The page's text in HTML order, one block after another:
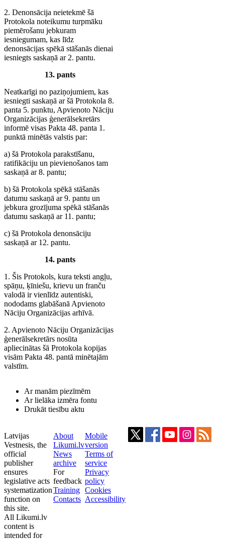
2. Denonsācija neietekmē šā
Protokola noteikumu turpmāku
piemērošanu jebkuram
iesniegumam, kas līdz
denonsācijas spēkā stāšanās dienai
iesniegts saskaņā ar 2. pantu.
13. pants
Neatkarīgi no paziņojumiem, kas
iesniegti saskaņā ar šā Protokola 8.
panta 5. punktu, Apvienoto Nāciju
Organizācijas ģenerālsekretārs
informē visas Pakta 48. panta 1.
punktā minētās valstis par:
a) šā Protokola parakstīšanu,
ratifikāciju un pievienošanos tam
saskaņā ar 8. pantu;
b) šā Protokola spēkā stāšanās
datumu saskaņā ar 9. pantu un
jebkura grozījuma spēkā stāšanās
datumu saskaņā ar 11. pantu;
c) šā Protokola denonsāciju
saskaņā ar 12. pantu.
14. pants
1. Šis Protokols, kura teksti angļu,
spāņu, ķīniešu, krievu un franču
valodā ir vienlīdz autentiski,
nododams glabāšanā Apvienoto
Nāciju Organizācijas arhīvā.
2. Apvienoto Nāciju Organizācijas
ģenerālsekretārs nosūta
apliecinātas šā Protokola kopijas
visām Pakta 48. pantā minētajām
valstīm.
Ar manām piezīmēm
Ar lielāka izmēra fontu
Drukāt tiesību aktu
Latvijas
Vestnesis, the
official
publisher
ensures
legislative acts
systematization
function on
this site.
All Likumi.lv
content is
intended for
About
Likumi.lv
News
archive
For
feedback
Training
Contacts
Mobile
version
Terms of
service
Privacy
policy
Cookies
Accessibility